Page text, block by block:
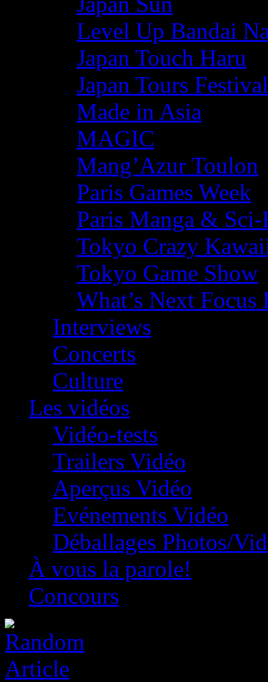
Level Up Bandai
Japan Touch Haru
Japan Tours Festival
Made in Asia
MAGIC
Mang’Azur Toulon
Paris Games Week
Paris Manga &
Tokyo Crazy
Tokyo Game Show
What’s Next
Interviews
Concerts
Culture
Les vidéos
Vidéo-tests
Trailers Vidéo
Aperçus Vidéo
Evénements Vidéo
Déballages Photos/
À vous la parole!
Concours